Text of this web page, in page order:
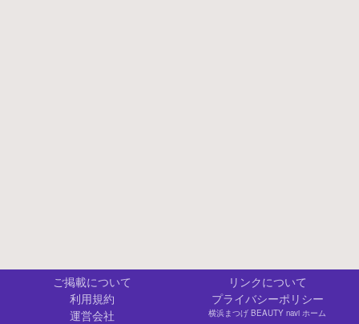
ご掲載について
リンクについて
利用規約
プライバシーポリシー
運営会社
横浜まつげ BEAUTY navi ホーム